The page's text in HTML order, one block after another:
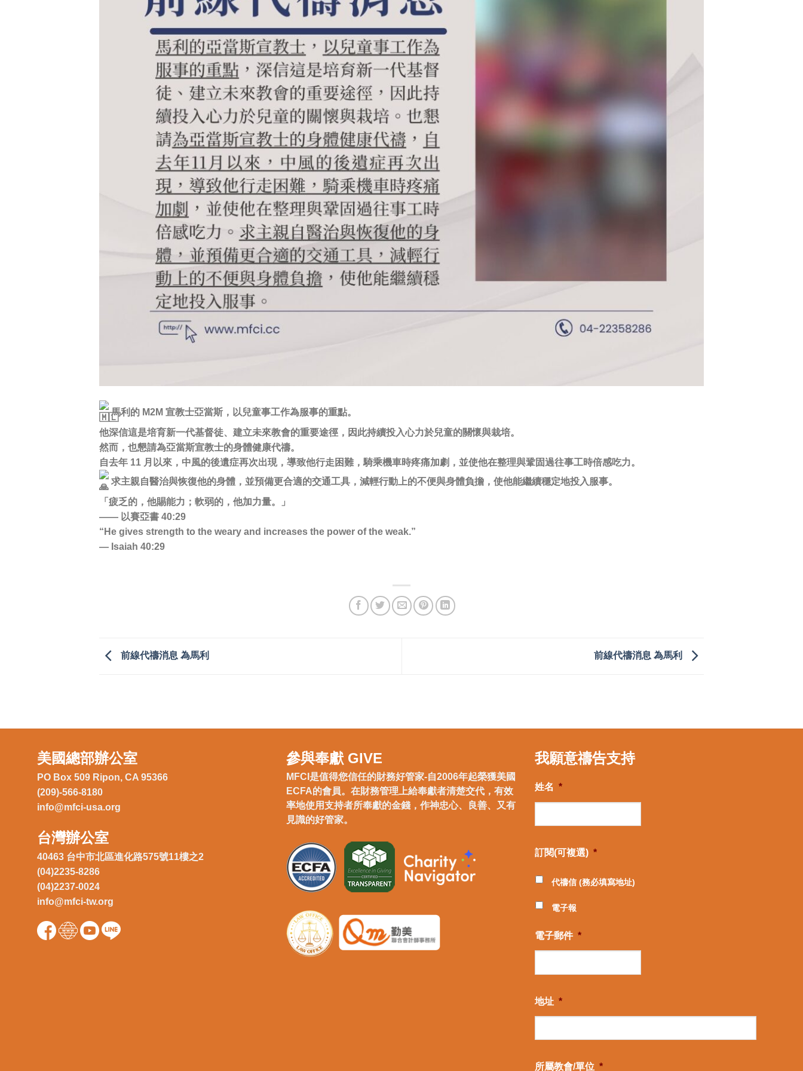
馬利的 M2M 宣教士亞當斯，以兒童事工作為服事的重點。
他深信這是培育新一代基督徒、建立未來教會的重要途徑，因此持續投入心力於兒童的關懷與栽培。
然而，也懇請為亞當斯宣教士的身體健康代禱。
自去年 11 月以來，中風的後遺症再次出現，導致他行走困難，騎乘機車時疼痛加劇，並使他在整理與鞏固過往事工時倍感吃力。
求主親自醫治與恢復他的身體，並預備更合適的交通工具，減輕行動上的不便與身體負擔，使他能繼續穩定地投入服事。
「疲乏的，他賜能力；軟弱的，他加力量。」
—— 以賽亞書 40:29
“He gives strength to the weary and increases the power of the weak.”
— Isaiah 40:29
前線代禱消息 為馬利 前線代禱消息 為馬利
美國總部辦公室
PO Box 509 Ripon, CA 95366
(209)-566-8180
info@mfci-usa.org
台灣辦公室
40463 台中市北區進化路575號11樓之2
(04)2235-8286
(04)2237-0024
info@mfci-tw.org
參與奉獻 GIVE
MFCI是值得您信任的財務好管家-自2006年起榮獲美國
ECFA的會員。在財務管理上給奉獻者清楚交代，有效
率地使用支持者所奉獻的金錢，作神忠心、良善、又有
見識的好管家。
我願意禱告支持
姓名 *
訂閱(可複選) *
代禱信 (務必填寫地址)
電子報
電子郵件 *
地址 *
所屬教會/單位 *